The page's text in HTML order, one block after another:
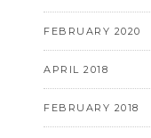
FEBRUARY 2020
APRIL 2018
FEBRUARY 2018